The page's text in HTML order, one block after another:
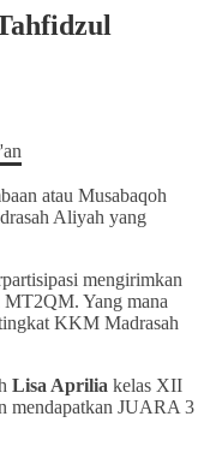
atau Musabaqoh
Aliyah yang
mengirimkan
MT2QM. Yang mana
KKM Madrasah
Lisa Aprilia kelas XII
mendapatkan JUARA 3